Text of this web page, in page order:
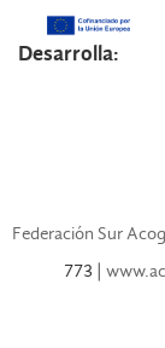
Desarrolla:
Federación Sur
773 |